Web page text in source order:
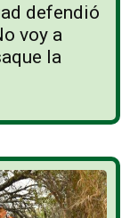
defendió
voy a
la